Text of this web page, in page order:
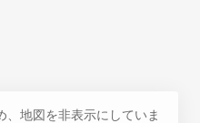
地図を非表示にしていま